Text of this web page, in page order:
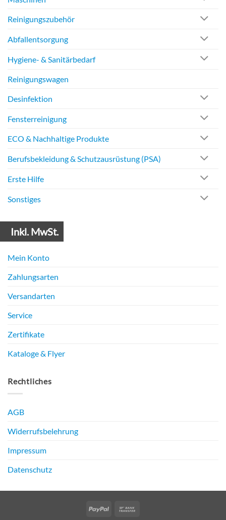
Inkl. MwSt.
Reinigungszubehör
Abfallentsorgung
Hygiene- & Sanitärbedarf
Reinigungswagen
Desinfektion
Fensterreinigung
ECO & Nachhaltige Produkte
Berufsbekleidung & Schutzausrüstung (PSA)
Erste Hilfe
Sonstiges
Informationen
Mein Konto
Zahlungsarten
Versandarten
Service
Zertifikate
Kataloge & Flyer
Rechtliches
AGB
Widerrufsbelehrung
Impressum
Datenschutz
PayPal